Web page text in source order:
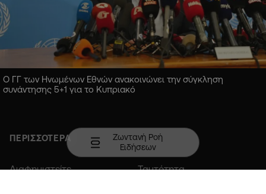
Ο ΓΓ των Ηνωμένων Εθνών ανακοινώνει την σύγκληση
συνάντησης 5+1 για το Κυπριακό
ΠΕΡΙΣΣΟΤΕΡΑ
Διαφημιστείτε Ταυτότητα
Ζωντανή Ροή
Ειδήσεων